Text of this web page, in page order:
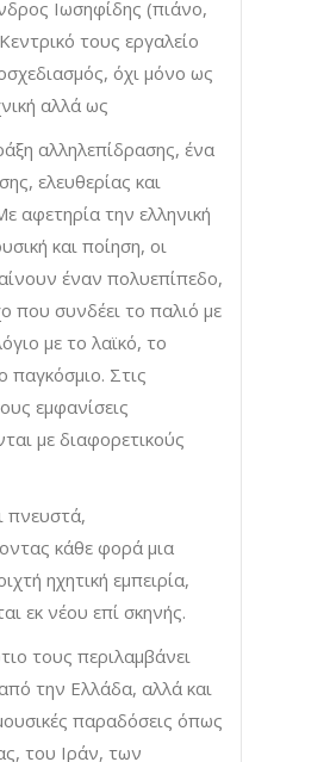
Ιωσηφίδης (πιάνο,
τους εργαλείο
όχι μόνο ως
αλλά ως
αλληλεπίδρασης, ένα
ελευθερίας και
αφετηρία την ελληνική
και ποίηση, οι
έναν πολυεπίπεδο,
που συνδέει το παλιό με
με το λαϊκό, το
παγκόσμιο. Στις
εμφανίσεις
με διαφορετικούς
πνευστά,
κάθε φορά μια
ηχητική εμπειρία,
εκ νέου επί σκηνής.
τους περιλαμβάνει
την Ελλάδα, αλλά και
παραδόσεις όπως
του Ιράν, των